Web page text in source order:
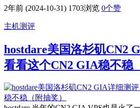
2年前 (2024-10-31) 1703浏览 0个赞
主机测评
hostdare美国洛杉矶CN2
看看这个CN2 GIA稳不稳